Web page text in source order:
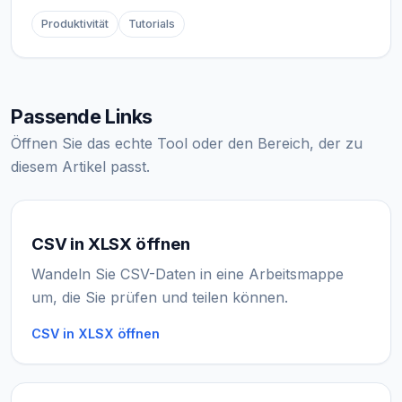
Produktivität Tutorials
Passende Links
Öffnen Sie das echte Tool oder den Bereich, der zu
diesem Artikel passt.
CSV in XLSX öffnen
Wandeln Sie CSV-Daten in eine Arbeitsmappe
um, die Sie prüfen und teilen können.
CSV in XLSX öffnen